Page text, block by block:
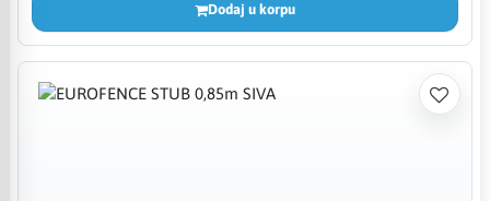
Dodaj u korpu